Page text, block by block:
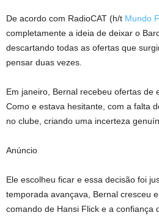
De acordo com RadioCAT (h/t Mundo
completamente a ideia de deixar o
descartando todas as ofertas que
pensar duas vezes.
Em janeiro, Bernal recebeu ofertas de
Como e estava hesitante, com a falta
no clube, criando uma incerteza
Anúncio
Ele escolheu ficar e essa decisão foi
temporada avançava, Bernal cresceu
comando de Hansi Flick e a confiança